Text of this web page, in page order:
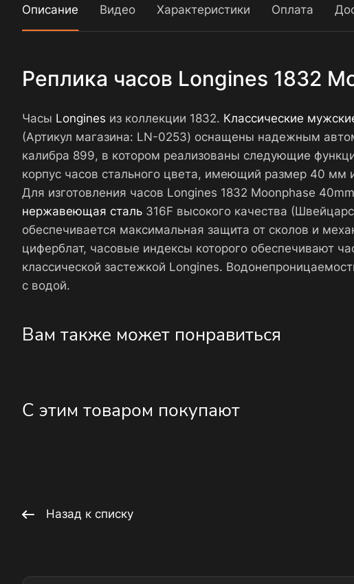
Описание Видео Характеристики Оплата
Реплика часов Longines 1832
Часы Longines из коллекции 1832. Классические
(Артикул магазина: LN-0253) оснащены надежным
калибра 899, в котором реализованы следующие
корпус часов стального цвета, имеющий размер 40 мм
Для изготовления часов Longines 1832 Moonphase
нержавеющая сталь 316F высокого качества
обеспечивается максимальная защита от сколов и
циферблат, часовые индексы которого обеспечивают
классической застежкой Longines.
с водой.
Вам также может понравиться
С этим товаром покупают
Назад к списку